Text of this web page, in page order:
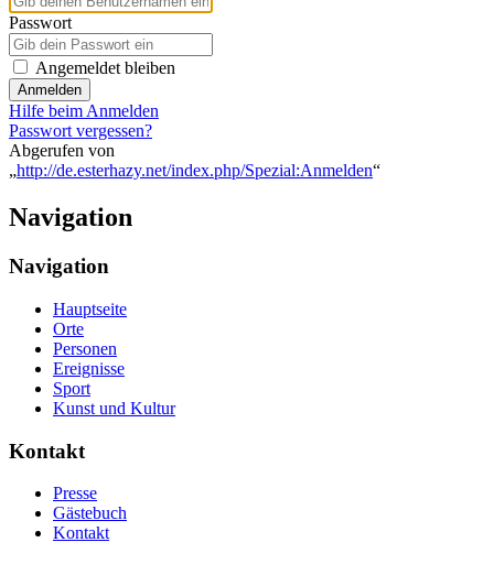
Passwort
Angemeldet bleiben
Anmelden
Hilfe beim Anmelden
Passwort vergessen?
Abgerufen von
„http://de.esterhazy.net/index.php/Spezial:Anmelden“
Navigation
Navigation
Hauptseite
Orte
Personen
Ereignisse
Sport
Kunst und Kultur
Kontakt
Presse
Gästebuch
Kontakt